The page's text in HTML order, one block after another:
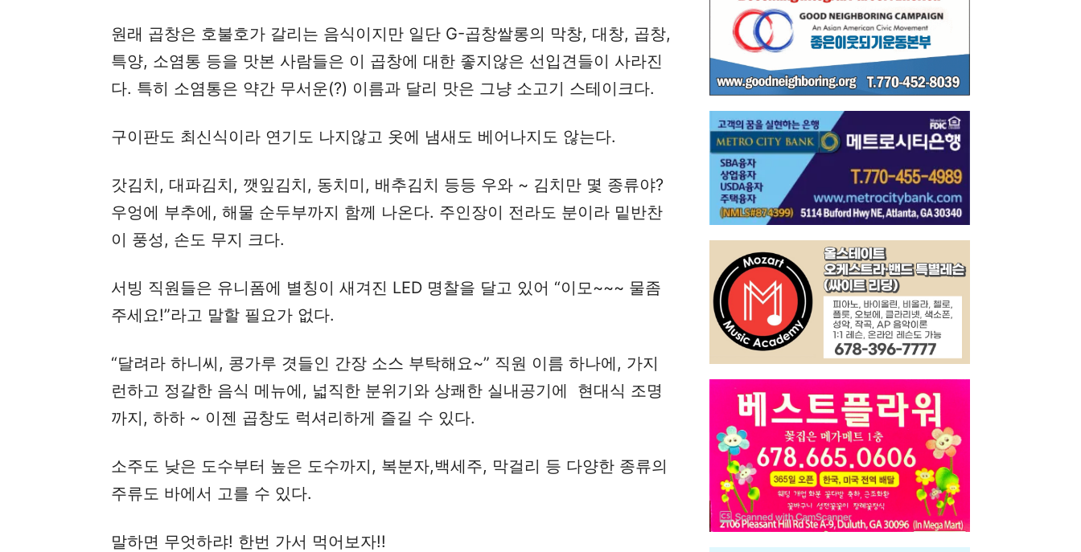
원래 곱창은 호불호가 갈리는 음식이지만 일단 G-곱창쌀롱의 막창, 대창, 곱창,
특양, 소염통 등을 맛본 사람들은 이 곱창에 대한 좋지않은 선입견들이 사라진
다. 특히 소염통은 약간 무서운(?) 이름과 달리 맛은 그냥 소고기 스테이크다.
구이판도 최신식이라 연기도 나지않고 옷에 냄새도 베어나지도 않는다.
갓김치, 대파김치, 깻잎김치, 동치미, 배추김치 등등 우와 ~ 김치만 몇 종류야?
우엉에 부추에, 해물 순두부까지 함께 나온다. 주인장이 전라도 분이라 밑반찬
이 풍성, 손도 무지 크다.
서빙 직원들은 유니폼에 별칭이 새겨진 LED 명찰을 달고 있어 “이모~~~ 물좀
주세요!”라고 말할 필요가 없다.
“달려라 하니씨, 콩가루 겻들인 간장 소스 부탁해요~” 직원 이름 하나에, 가지
런하고 정갈한 음식 메뉴에, 넓직한 분위기와 상쾌한 실내공기에 현대식 조명
까지, 하하 ~ 이젠 곱창도 럭셔리하게 즐길 수 있다.
소주도 낮은 도수부터 높은 도수까지, 복분자,백세주, 막걸리 등 다양한 종류의
주류도 바에서 고를 수 있다.
말하면 무엇하랴! 한번 가서 먹어보자!!